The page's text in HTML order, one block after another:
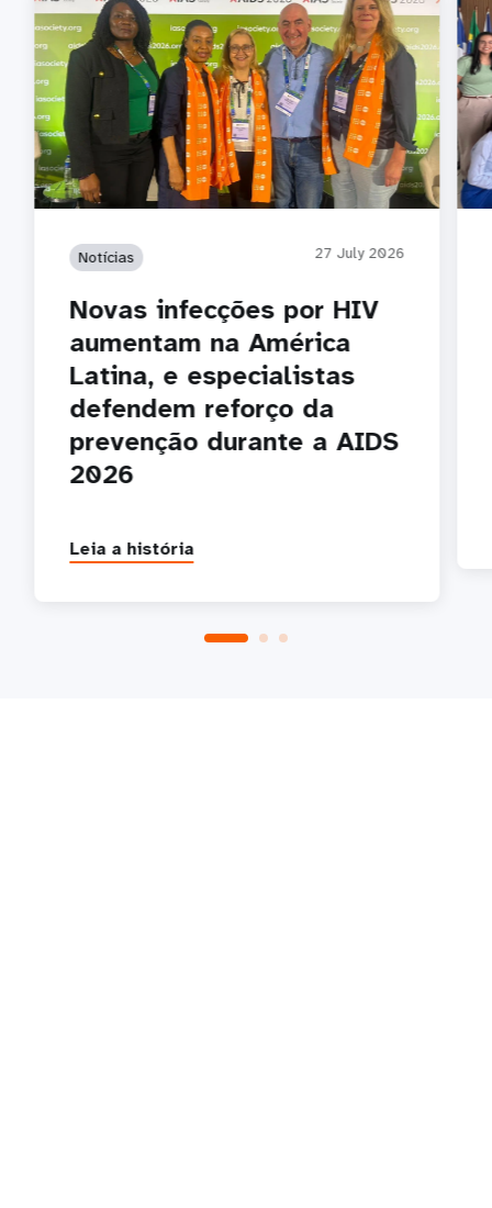
Notícias 27 July 2026
Novas infecções por HIV
aumentam na América
Latina, e especialistas
defendem reforço da
prevenção durante a AIDS
2026
Leia a história